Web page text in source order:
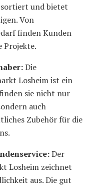
und bietet
Von
finden Kunden
Projekte.
Die
Losheim ist ein
sie nicht nur
auch
Zubehör für die
Der
Losheim zeichnet
aus. Die gut